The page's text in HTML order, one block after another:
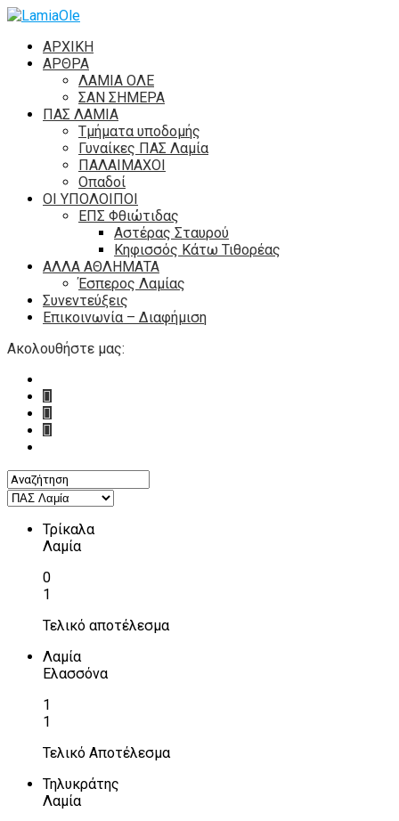
ΑΡΧΙΚΗ
ΑΡΘΡΑ
ΛΑΜΙΑ ΟΛΕ
ΣΑΝ ΣΗΜΕΡΑ
ΠΑΣ ΛΑΜΙΑ
Τμήματα υποδομής
Γυναίκες ΠΑΣ Λαμία
ΠΑΛΑΙΜΑΧΟΙ
Οπαδοί
ΟΙ ΥΠΟΛΟΙΠΟΙ
ΕΠΣ Φθιώτιδας
Αστέρας Σταυρού
Κηφισσός Κάτω Τιθορέας
ΑΛΛΑ ΑΘΛΗΜΑΤΑ
Έσπερος Λαμίας
Συνεντεύξεις
Επικοινωνία – Διαφήμιση
Ακολουθήστε μας:
Τρίκαλα
Λαμία
0
1
Τελικό αποτέλεσμα
Λαμία
Ελασσόνα
1
1
Τελικό Αποτέλεσμα
Τηλυκράτης
Λαμία